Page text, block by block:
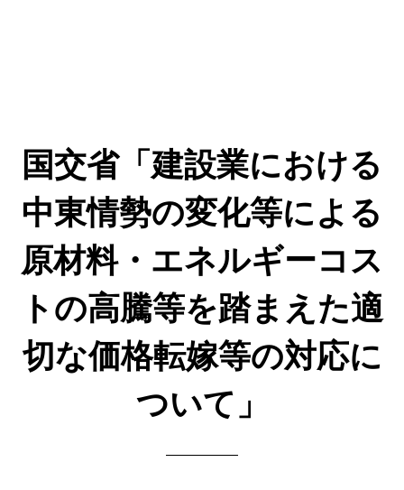
国交省「建設業における
中東情勢の変化等による
原材料・エネルギーコス
トの高騰等を踏まえた適
切な価格転嫁等の対応に
ついて」